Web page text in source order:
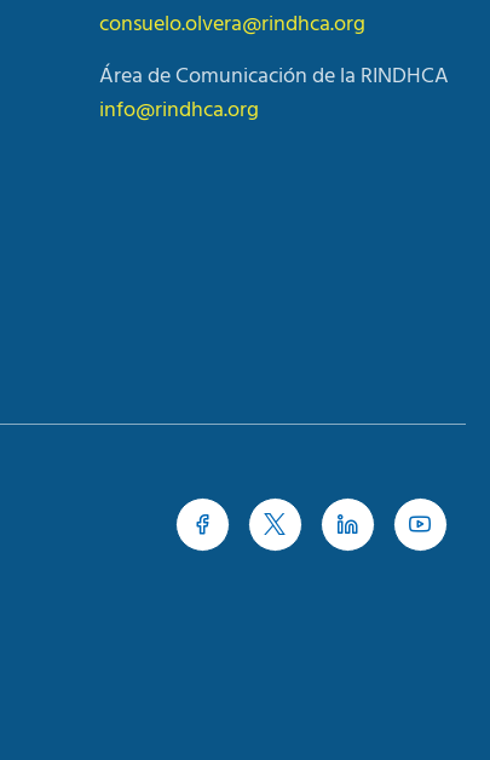
consuelo.olvera@rindhca.org
Área de Comunicación de la RINDHCA
info@rindhca.org